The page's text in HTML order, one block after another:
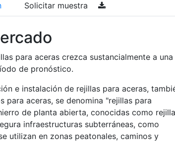
Solicitar muestra
para aceras crezca sustancialmente a una
de pronóstico.
e instalación de rejillas para aceras,
aceras, se denomina "rejillas para
de planta abierta, conocidas como
infraestructuras subterráneas, como
utilizan en zonas peatonales, caminos y